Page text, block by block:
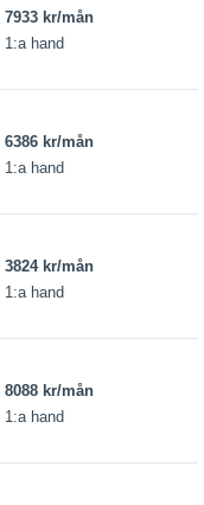
7933 kr/mån
1:a hand
6386 kr/mån
1:a hand
3824 kr/mån
1:a hand
8088 kr/mån
1:a hand